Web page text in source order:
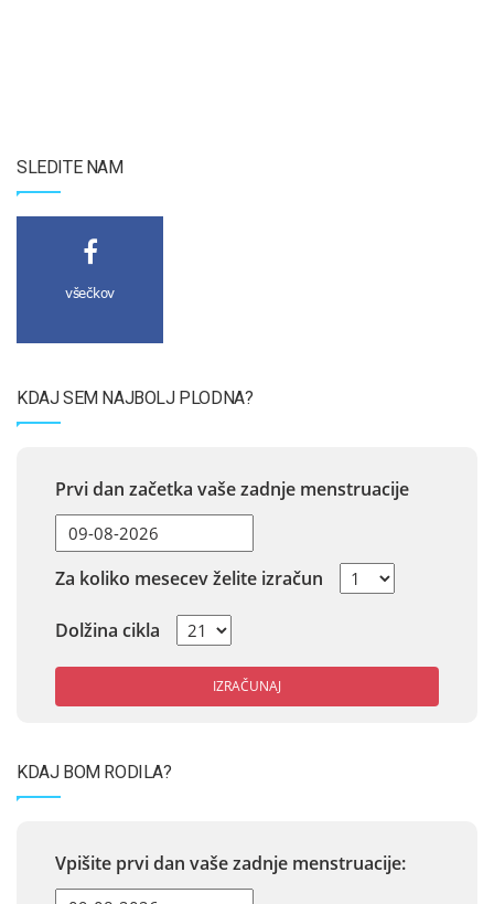
SLEDITE NAM
všečkov
KDAJ SEM NAJBOLJ PLODNA?
Prvi dan začetka vaše zadnje menstruacije
Za koliko mesecev želite izračun
Dolžina cikla
IZRAČUNAJ
KDAJ BOM RODILA?
Vpišite prvi dan vaše zadnje menstruacije: